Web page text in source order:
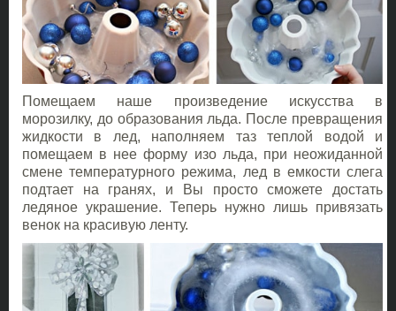
Помещаем наше произведение искусства в
морозилку, до образования льда. После превращения
жидкости в лед, наполняем таз теплой водой и
помещаем в нее форму изо льда, при неожиданной
смене температурного режима, лед в емкости слега
подтает на гранях, и Вы просто сможете достать
ледяное украшение. Теперь нужно лишь привязать
венок на красивую ленту.